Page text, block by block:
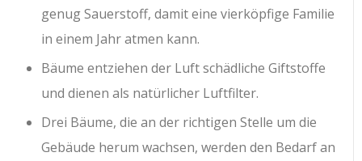
genug Sauerstoff, damit eine vierköpfige Familie
in einem Jahr atmen kann.
Bäume entziehen der Luft schädliche Giftstoffe
und dienen als natürlicher Luftfilter.
Drei Bäume, die an der richtigen Stelle um die
Gebäude herum wachsen, werden den Bedarf an